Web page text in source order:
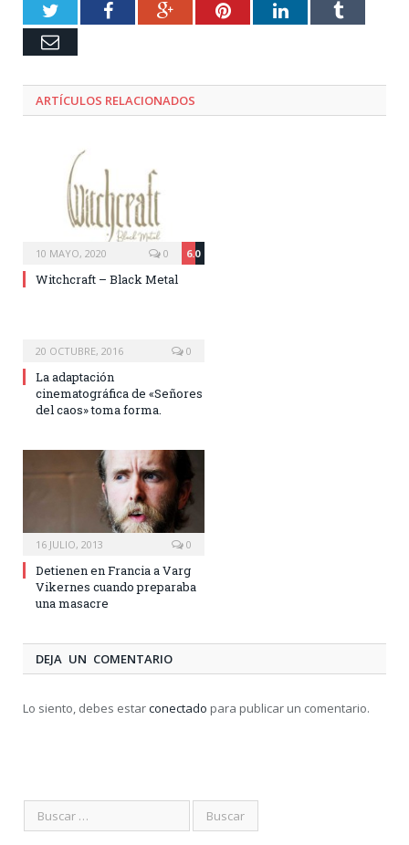
TwitterFacebookGoogle+PinterestLinkedInTumblr
Email
ARTÍCULOS RELACIONADOS
10 MAYO, 2020 6.0
0
Witchcraft – Black Metal
20 OCTUBRE, 2016 0
La adaptación
cinematográfica de «Señores
del caos» toma forma.
16 JULIO, 2013 0
Detienen en Francia a Varg
Vikernes cuando preparaba
una masacre
DEJA UN COMENTARIO
Lo siento, debes estarconectado para publicar un comentario.